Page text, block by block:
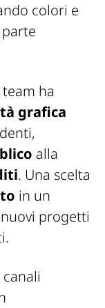
colori e
ha
grafica
alla
. Una scelta
in un
progetti